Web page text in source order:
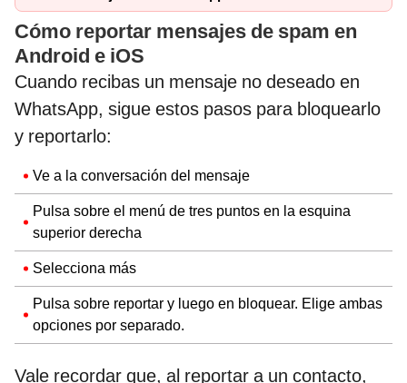
Cómo reportar mensajes de spam en
Android e iOS
Cuando recibas un mensaje no deseado en
WhatsApp, sigue estos pasos para bloquearlo
y reportarlo:
Ve a la conversación del mensaje
Pulsa sobre el menú de tres puntos en la esquina
superior derecha
Selecciona más
Pulsa sobre reportar y luego en bloquear. Elige ambas
opciones por separado.
Vale recordar que, al reportar a un contacto,